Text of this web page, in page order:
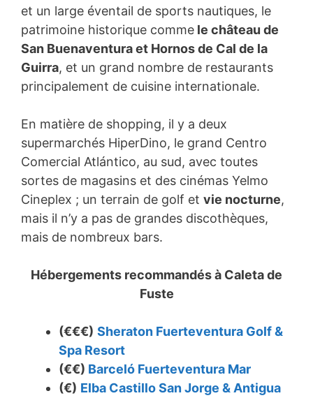
et un large éventail de sports nautiques, le
patrimoine historique comme le château de
San Buenaventura et Hornos de Cal de la
Guirra, et un grand nombre de restaurants
principalement de cuisine internationale.
En matière de shopping, il y a deux
supermarchés HiperDino, le grand Centro
Comercial Atlántico, au sud, avec toutes
sortes de magasins et des cinémas Yelmo
Cineplex ; un terrain de golf et vie nocturne,
mais il n’y a pas de grandes discothèques,
mais de nombreux bars.
Hébergements recommandés à Caleta de
Fuste
(€€€) Sheraton Fuerteventura Golf &
Spa Resort
(€€) Barceló Fuerteventura Mar
(€) Elba Castillo San Jorge & Antigua